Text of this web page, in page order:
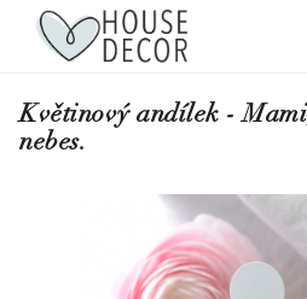
Květinový andílek -
nebes.